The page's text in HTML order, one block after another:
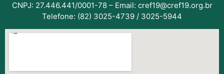
CNPJ: 27.446.441/0001-78 – Email: cref19@cref19.org.br
Telefone: (82) 3025-4739 / 3025-5944